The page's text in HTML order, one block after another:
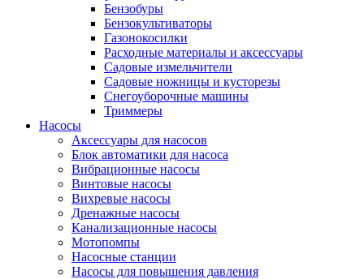
Бензобуры
Бензокультиваторы
Газонокосилки
Расходные материалы и аксессуары
Садовые измельчители
Садовые ножницы и кусторезы
Снегоуборочные машины
Триммеры
Насосы
Аксессуары для насосов
Блок автоматики для насоса
Вибрационные насосы
Винтовые насосы
Вихревые насосы
Дренажные насосы
Канализационные насосы
Мотопомпы
Насосные станции
Насосы для повышения давления